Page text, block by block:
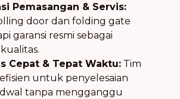
Pemasangan & Servis:
door dan folding gate
garansi resmi sebagai
Cepat & Tepat Waktu: Tim
untuk penyelesaian
tanpa mengganggu